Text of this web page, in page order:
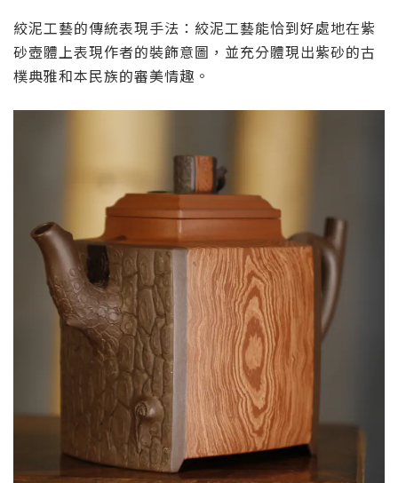
絞泥工藝的傳統表現手法：絞泥工藝能恰到好處地在紫
砂壺體上表現作者的裝飾意圖，並充分體現出紫砂的古
樸典雅和本民族的審美情趣。